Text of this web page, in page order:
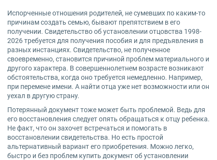
Испорченные отношения родителей, не сумевших по каким-то
причинам создать семью, бывают препятствием в его
получении. Свидетельство об установлении отцовства 1998-
2026 требуется для получения пособия и для предъявления в
разных инстанциях. Свидетельство, не полученное
своевременно, становится причиной проблем материального и
другого характера. В совершеннолетнем возрасте возникают
обстоятельства, когда оно требуется немедленно. Например,
при перемене имени. А найти отца уже нет возможности или он
уехал в другую страну.
Потерянный документ тоже может быть проблемой. Ведь для
его восстановления следует опять обращаться к отцу ребенка.
Не факт, что он захочет встречаться и помогать в
восстановлении свидетельства. Но есть простой
альтернативный вариант его приобретения. Можно легко,
быстро и без проблем купить документ об установлении